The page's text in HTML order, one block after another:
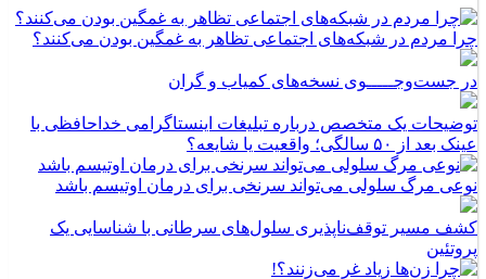
چرا مردم در شبکه‌های اجتماعی تظاهر به غمگین بودن می‌کنند؟
در جست‌وجـــــوی نسخه‌های کمیاب و گران
توضیحات یک متخصص درباره تبلیغات اینستاگرامی خداحافظی با
عینک بعد از ۵۰ سالگی؛ واقعیت یا شایعه؟
نوعی مرگ سلولی می‌تواند سرنخی برای درمان اوتیسم باشد
کشف مسیر توقف‌ناپذیری سلول‌های سرطانی با شناسایی یک
پروتئین